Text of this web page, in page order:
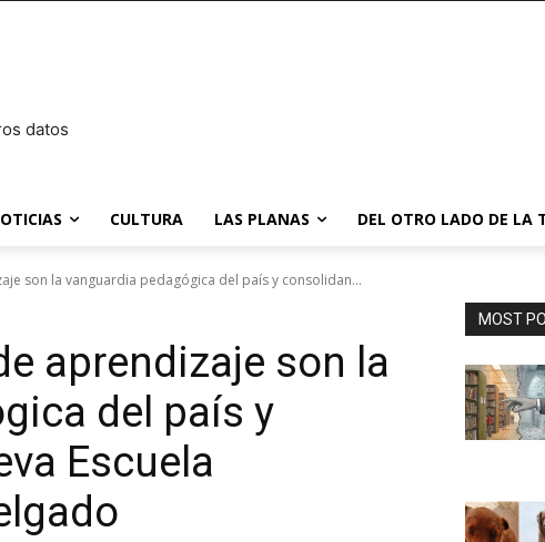
datos
CULTURA LAS PLANAS DEL OTRO LADO DE LA
son la vanguardia pedagógica del país y consolidan...
aprendizaje son la
del país y
Escuela
MOST